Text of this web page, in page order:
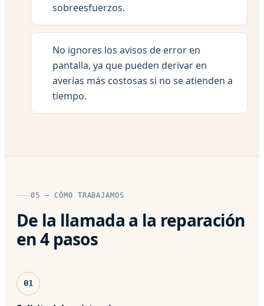
sobreesfuerzos.
No ignores los avisos de error en
pantalla, ya que pueden derivar en
averías más costosas si no se atienden a
tiempo.
05 — CÓMO TRABAJAMOS
De la llamada a la reparación
en 4 pasos
01